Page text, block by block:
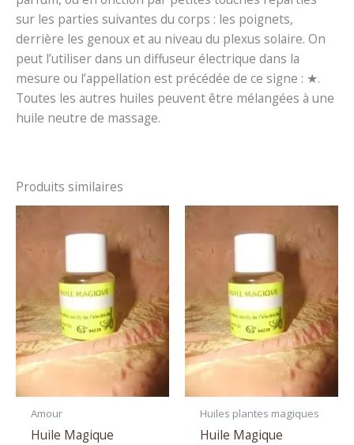
sur les parties suivantes du corps : les poignets,
derrière les genoux et au niveau du plexus solaire. On
peut l’utiliser dans un diffuseur électrique dans la
mesure ou l’appellation est précédée de ce signe : ★.
Toutes les autres huiles peuvent être mélangées à une
huile neutre de massage.
Produits similaires
Amour
Huile Magique
Huiles plantes magiques
Huile Magique